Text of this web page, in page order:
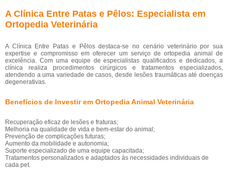
A Clínica Entre Patas e Pêlos: Especialista em
Ortopedia Veterinária
A Clínica Entre Patas e Pêlos destaca-se no cenário veterinário por sua
expertise e compromisso em oferecer um serviço de ortopedia animal de
excelência. Com uma equipe de especialistas qualificados e dedicados, a
clínica realiza procedimentos cirúrgicos e tratamentos especializados,
atendendo a uma variedade de casos, desde lesões traumáticas até doenças
degenerativas.
Benefícios de Investir em Ortopedia Animal Veterinária
Recuperação eficaz de lesões e fraturas;
Melhoria na qualidade de vida e bem-estar do animal;
Prevenção de complicações futuras;
Aumento da mobilidade e autonomia;
Suporte especializado de uma equipe capacitada;
Tratamentos personalizados e adaptados às necessidades individuais de
cada pet.